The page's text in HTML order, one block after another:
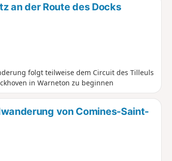
an der Route des Docks
folgt teilweise dem Circuit des Tilleuls
in Warneton zu beginnen
von Comines-Saint-